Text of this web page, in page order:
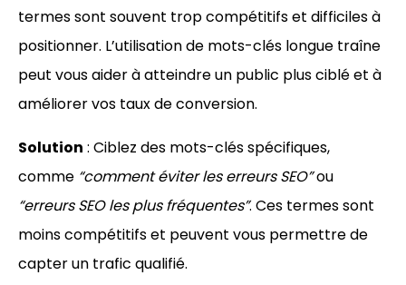
termes sont souvent trop compétitifs et difficiles à
positionner. L’utilisation de mots-clés longue traîne
peut vous aider à atteindre un public plus ciblé et à
améliorer vos taux de conversion.
Solution : Ciblez des mots-clés spécifiques,
comme “comment éviter les erreurs SEO”ou
“erreurs SEO les plus fréquentes”. Ces termes sont
moins compétitifs et peuvent vous permettre de
capter un trafic qualifié.